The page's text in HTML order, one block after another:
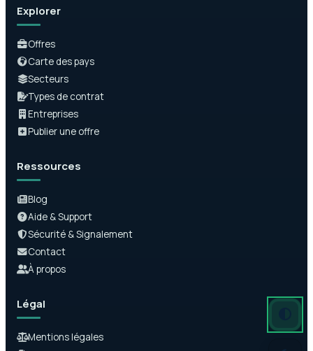
Explorer
Offres
Carte des pays
Secteurs
Types de contrat
Entreprises
Publier une offre
Ressources
Blog
Aide & Support
Sécurité & Signalement
Contact
À propos
Légal
Mentions légales
Mode
Mode
Mode clair